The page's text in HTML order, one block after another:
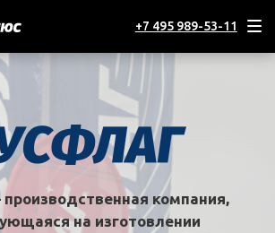
+7 495 989-53-11
компания,
на изготовлении